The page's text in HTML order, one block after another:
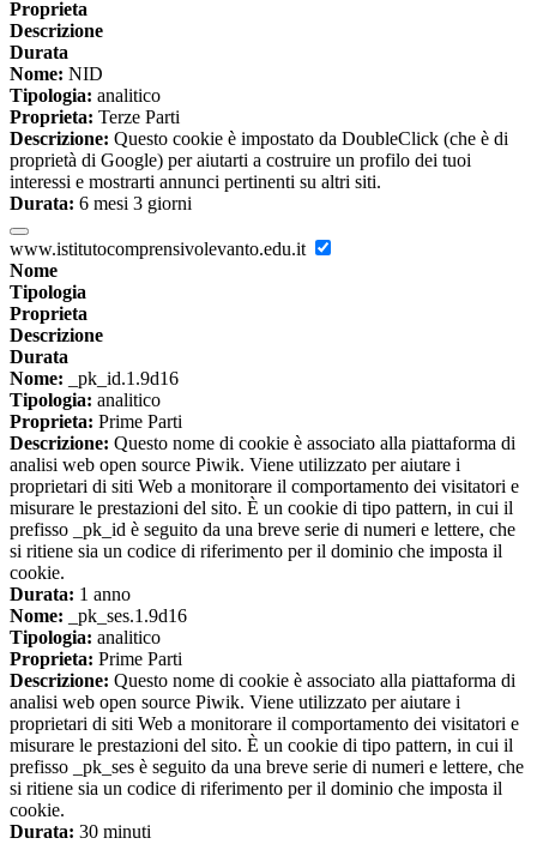
Proprieta
Descrizione
Durata
Nome: NID
Tipologia: analitico
Proprieta: Terze Parti
Descrizione: Questo cookie è impostato da DoubleClick (che è di
proprietà di Google) per aiutarti a costruire un profilo dei tuoi
interessi e mostrarti annunci pertinenti su altri siti.
Durata: 6 mesi 3 giorni
www.istitutocomprensivolevanto.edu.it
Nome
Tipologia
Proprieta
Descrizione
Durata
Nome: _pk_id.1.9d16
Tipologia: analitico
Proprieta: Prime Parti
Descrizione: Questo nome di cookie è associato alla piattaforma di
analisi web open source Piwik. Viene utilizzato per aiutare i
proprietari di siti Web a monitorare il comportamento dei visitatori e
misurare le prestazioni del sito. È un cookie di tipo pattern, in cui il
prefisso _pk_id è seguito da una breve serie di numeri e lettere, che
si ritiene sia un codice di riferimento per il dominio che imposta il
cookie.
Durata: 1 anno
Nome: _pk_ses.1.9d16
Tipologia: analitico
Proprieta: Prime Parti
Descrizione: Questo nome di cookie è associato alla piattaforma di
analisi web open source Piwik. Viene utilizzato per aiutare i
proprietari di siti Web a monitorare il comportamento dei visitatori e
misurare le prestazioni del sito. È un cookie di tipo pattern, in cui il
prefisso _pk_ses è seguito da una breve serie di numeri e lettere, che
si ritiene sia un codice di riferimento per il dominio che imposta il
cookie.
Durata: 30 minuti